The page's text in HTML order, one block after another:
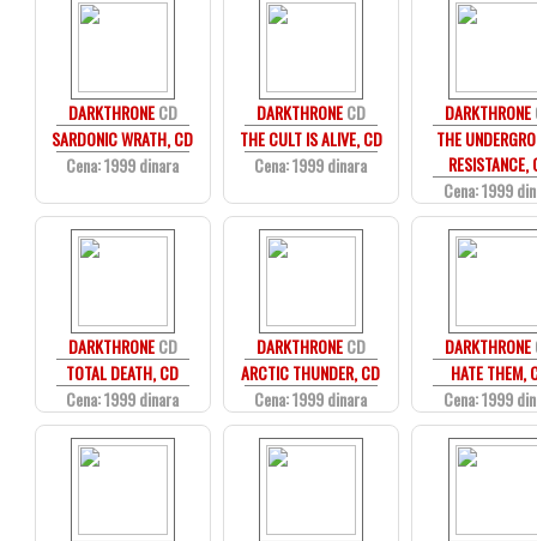
DARKTHRONECD
SARDONIC WRATH, CD
Cena: 1999 dinara
DARKTHRONECD
THE CULT IS ALIVE, CD
Cena: 1999 dinara
DARKTHRONE
THE
RESISTANCE,
Cena: 1999
DARKTHRONECD
TOTAL DEATH, CD
Cena: 1999 dinara
DARKTHRONECD
ARCTIC THUNDER, CD
Cena: 1999 dinara
DARKTHRONE
HATE THEM,
Cena: 1999